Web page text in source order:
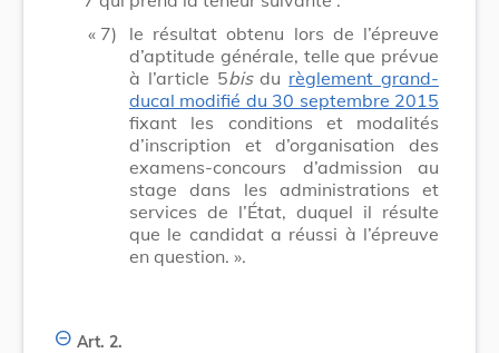
« 7)
le résultat obtenu lors de l’épreuve
d’aptitude générale, telle que prévue
à l’article 5bisdu règlement grand-
ducal modifié du 30 septembre 2015
fixant les conditions et modalités
d’inscription et d’organisation des
examens-concours d’admission au
stage dans les administrations et
services de l’État, duquel il résulte
que le candidat a réussi à l’épreuve
en question. ».
Art. 2.